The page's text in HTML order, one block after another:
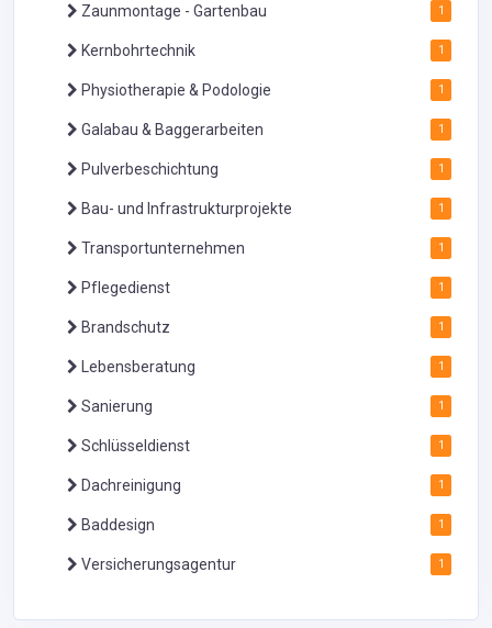
Zaunmontage - Gartenbau 1
Kernbohrtechnik 1
Physiotherapie & Podologie 1
Galabau & Baggerarbeiten 1
Pulverbeschichtung 1
Bau- und Infrastrukturprojekte 1
Transportunternehmen 1
Pflegedienst 1
Brandschutz 1
Lebensberatung 1
Sanierung 1
Schlüsseldienst 1
Dachreinigung 1
Baddesign 1
Versicherungsagentur 1